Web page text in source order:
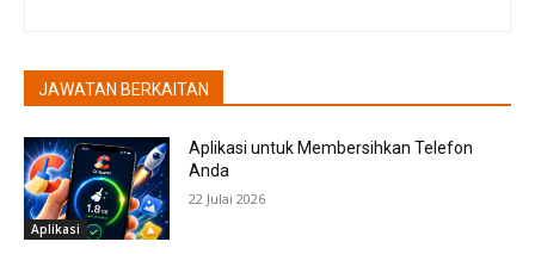
JAWATAN BERKAITAN
Aplikasi
Aplikasi untuk Membersihkan Telefon
Anda
22 Julai 2026